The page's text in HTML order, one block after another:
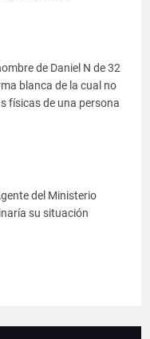
de Daniel N de 32
blanca de la cual no
físicas de una persona
del Ministerio
su situación